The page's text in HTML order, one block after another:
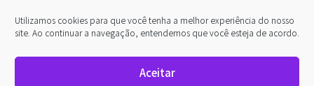
Utilizamos cookies para que você tenha a melhor experiência do nosso
site. Ao continuar a navegação, entendemos que você esteja de acordo.
Aceitar
Arte
O que é arte
InternetArt
Quem somos